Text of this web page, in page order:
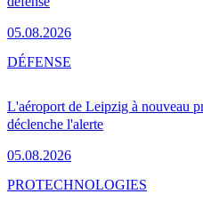
05.08.2026
L'aéroport de Leipzig à nouveau
déclenche l'alerte
05.08.2026
DÉFENSE
PROTECHNOLOGIES